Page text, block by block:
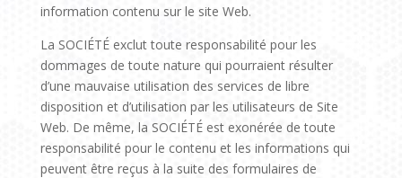
information contenu sur le site Web.
La SOCIÉTÉ exclut toute responsabilité pour les
dommages de toute nature qui pourraient résulter
d’une mauvaise utilisation des services de libre
disposition et d’utilisation par les utilisateurs de Site
Web. De même, la SOCIÉTÉ est exonérée de toute
responsabilité pour le contenu et les informations qui
peuvent être reçus à la suite des formulaires de